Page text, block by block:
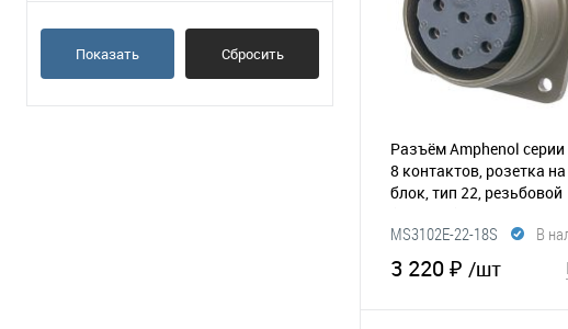
Показать Сбросить
Разъём Amphenol серии
8 контактов, розетка на
блок, тип 22, резьбовой
В
MS3102E-22-18S
3 220 ₽ /шт